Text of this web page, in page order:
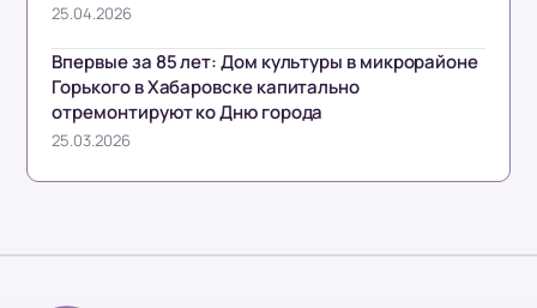
25.04.2026
Впервые за 85 лет: Дом культуры в микрорайоне
Горького в Хабаровске капитально
отремонтируют ко Дню города
25.03.2026